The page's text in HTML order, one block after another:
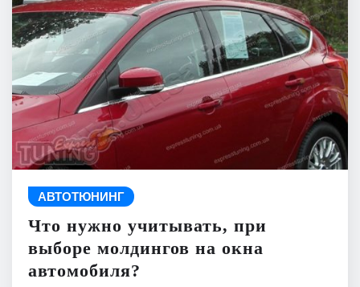
АВТОТЮНИНГ
Что нужно учитывать, при
выборе молдингов на окна
автомобиля?